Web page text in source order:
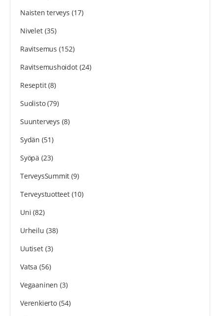
Naisten terveys (17)
Nivelet(35)
Ravitsemus (152)
Ravitsemushoidot(24)
Reseptit(8)
Suolisto(79)
Suunterveys (8)
Sydän (51)
Syöpä (23)
TerveysSummit (9)
Terveystuotteet(10)
Uni (82)
Urheilu (38)
Uutiset(3)
Vatsa (56)
Vegaaninen (3)
Verenkierto(54)